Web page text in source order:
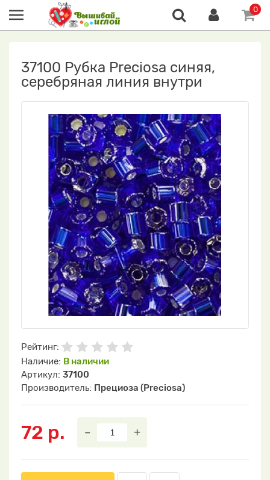
0
37100 Рубка Preciosa синяя,
серебряная линия внутри
Рейтинг:
Наличие: В наличии
Артикул: 37100
Производитель: Прециоза (Preciosa)
72 р. – +